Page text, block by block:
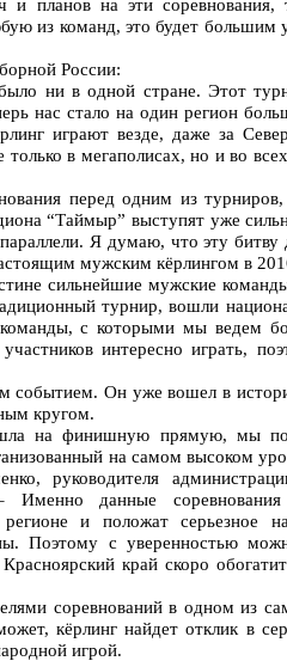
и планов на эти
из команд, это будет
России:
ни в одной стране. Этот
нас стало на один регион
играют везде, даже за
в мегаполисах, но и во
перед одним из
“Таймыр” выступят уже
Я думаю, что эту битву
мужским кёрлингом в
сильнейшие мужские
турнир, вошли
с которыми мы ведем
интересно играть,
событием. Он уже вошел в
кругом.
на финишную прямую, мы
на самом высоком
руководителя
Именно данные
и положат серьезное
Поэтому с уверенностью
край скоро
соревнований в одном из
кёрлинг найдет отклик в
игрой.